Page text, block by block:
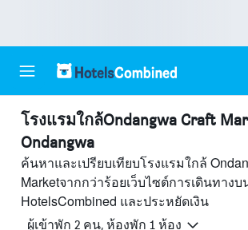
โรงแรมใกล้Ondangwa Craft
Ondangwa
ค้นหาและเปรียบเทียบโรงแรมใกล้
Marketจากกว่าร้อยเว็บไซต์การเดินทางบ
HotelsCombined และประหยัดเงิน
ผู้เข้าพัก 2 คน, ห้องพัก 1 ห้อง